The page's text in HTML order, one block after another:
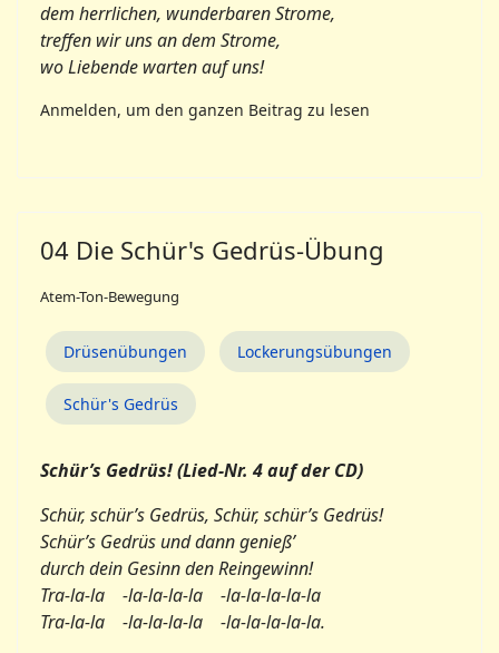
dem herrlichen, wunderbaren Strome,
treffen wir uns an dem Strome,
wo Liebende warten auf uns!
Anmelden, um den ganzen Beitrag zu lesen
04 Die Schür's Gedrüs-Übung
Atem-Ton-Bewegung
Drüsenübungen Lockerungsübungen
Schür's Gedrüs
Schür’s Gedrüs! (Lied-Nr. 4 auf der CD)
Schür, schür’s Gedrüs, Schür, schür’s Gedrüs!
Schür’s Gedrüs und dann genieß’
durch dein Gesinn den Reingewinn!
Tra-la-la -la-la-la-la -la-la-la-la-la
Tra-la-la -la-la-la-la -la-la-la-la-la.